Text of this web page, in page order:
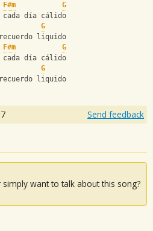
F#m
G
cada día cálido
G
liquido
F#m
G
cada día cálido
G
liquido
Send feedback
want to talk about this song?